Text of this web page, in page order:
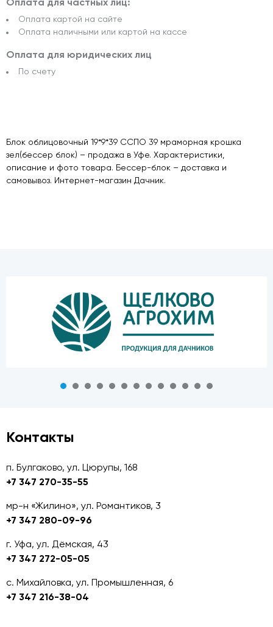
Оплата картой на сайте
Оплата наличными или картой на кассе
Оплата для юридических лиц
По счету
Блок облицовочный 19*9*39 ССПО 39 мраморная крошка
зел(бессер блок) – продажа в Уфе. Характеристики,
описание и фото товара. Бессер-блок – доставка и
самовывоз. Интернет-магазин Дачник.
Контакты
п. Булгаково, ул. Цюрупы, 168
+7 347 270-35-55
мр-н «Жилино», ул. Романтиков, 3
+7 347 280-09-96
г. Уфа, ул. Дёмская, 43
+7 347 272-05-05
с. Михайловка, ул. Промышленная, 6
+7 347 216-38-04